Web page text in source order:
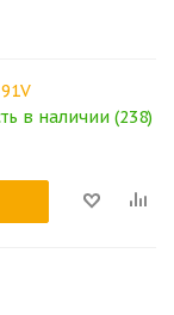
в наличии (238)